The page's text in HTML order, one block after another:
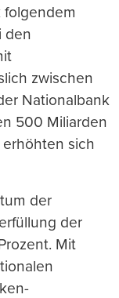
folgendem
den
zwischen
Nationalbank
500 Miliarden
sich
der
der
Mit